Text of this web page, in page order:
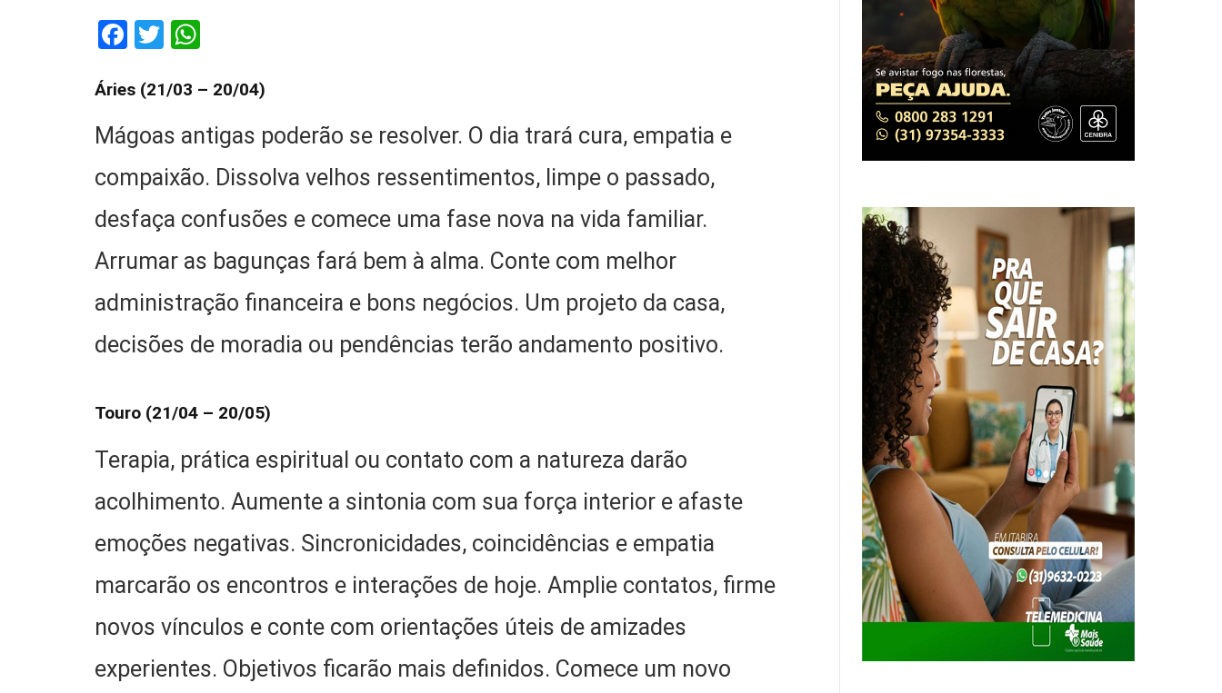
Facebook
Twitter
Áries (21/03 – 20/04)
Mágoas antigas poderão se resolver. O dia trará cura, empatia e
compaixão. Dissolva velhos ressentimentos, limpe o passado,
desfaça confusões e comece uma fase nova na vida familiar.
Arrumar as bagunças fará bem à alma. Conte com melhor
administração financeira e bons negócios. Um projeto da casa,
decisões de moradia ou pendências terão andamento positivo.
Touro (21/04 – 20/05)
Terapia, prática espiritual ou contato com a natureza darão
acolhimento. Aumente a sintonia com sua força interior e afaste
emoções negativas. Sincronicidades, coincidências e empatia
marcarão os encontros e interações de hoje. Amplie contatos, firme
novos vínculos e conte com orientações úteis de amizades
experientes. Objetivos ficarão mais definidos. Comece um novo